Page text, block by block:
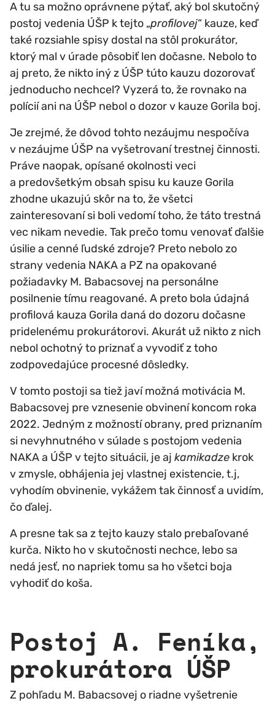
A tu sa možno oprávnene pýtať, aký bol skutočný
postoj vedenia ÚŠP k tejto „profilovej“ kauze, keď
také rozsiahle spisy dostal na stôl prokurátor,
ktorý mal v úrade pôsobiť len dočasne. Nebolo to
aj preto, že nikto iný z ÚŠP túto kauzu dozorovať
jednoducho nechcel? Vyzerá to, že rovnako na
polícií ani na ÚŠP nebol o dozor v kauze Gorila boj.
Je zrejmé, že dôvod tohto nezáujmu nespočíva
v nezáujme ÚŠP na vyšetrovaní trestnej činnosti.
Práve naopak, opísané okolnosti veci
a predovšetkým obsah spisu ku kauze Gorila
zhodne ukazujú skôr na to, že všetci
zainteresovaní si boli vedomí toho, že táto trestná
vec nikam nevedie. Tak prečo tomu venovať ďalšie
úsilie a cenné ľudské zdroje? Preto nebolo zo
strany vedenia NAKA a PZ na opakované
požiadavky M. Babacsovej na personálne
posilnenie tímu reagované. A preto bola údajná
profilová kauza Gorila daná do dozoru dočasne
pridelenému prokurátorovi. Akurát už nikto z nich
nebol ochotný to priznať a vyvodiť z toho
zodpovedajúce procesné dôsledky.
V tomto postoji sa tiež javí možná motivácia M.
Babacsovej pre vznesenie obvinení koncom roka
2022. Jedným z možností obrany, pred priznaním
si nevyhnutného v súlade s postojom vedenia
NAKA a ÚŠP v tejto situácii, je aj kamikadze krok
v zmysle, obhájenia jej vlastnej existencie, t.j,
vyhodím obvinenie, vykážem tak činnosť a uvidím,
čo ďalej.
A presne tak sa z tejto kauzy stalo prebaľované
kurča. Nikto ho v skutočnosti nechce, lebo sa
nedá jesť, no napriek tomu sa ho všetci boja
vyhodiť do koša.
Postoj A. Feníka,
prokurátora ÚŠP
Z pohľadu M. Babacsovej o riadne vyšetrenie